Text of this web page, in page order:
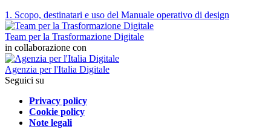
1. Scopo, destinatari e uso del Manuale operativo di design
Team per la Trasformazione Digitale
in collaborazione con
Agenzia per l'Italia Digitale
Seguici su
Privacy policy
Cookie policy
Note legali